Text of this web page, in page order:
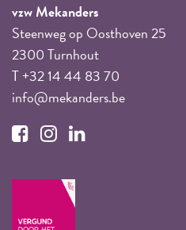
vzw Mekanders
Steenweg op Oosthoven 25
2300 Turnhout
T +32 14 44 83 70
info@mekanders.be